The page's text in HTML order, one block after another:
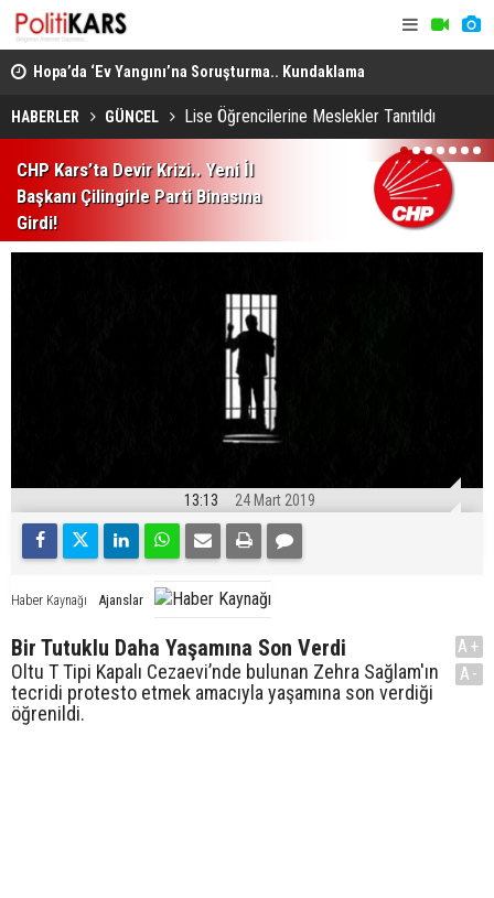
Hopa’da ‘Ev Yangını’na Soruşturma.. Kundaklama
Şüphesiyle 1 Kişi Gözaltına Alındı! Projelerin
HABERLER GÜNCEL Lise Öğrencilerine Meslekler Tanıtıldı
CHP Kars’ta Devir Krizi.. Yeni İl
Başkanı Çilingirle Parti Binasına
Girdi!
1 2 3 4 5 6 7
13:13 24 Mart 2019
Haber Kaynağı Ajanslar
Bir Tutuklu Daha Yaşamına Son Verdi
Oltu T Tipi Kapalı Cezaevi’nde bulunan Zehra Sağlam'ın
tecridi protesto etmek amacıyla yaşamına son verdiği
öğrenildi.
A+
A-